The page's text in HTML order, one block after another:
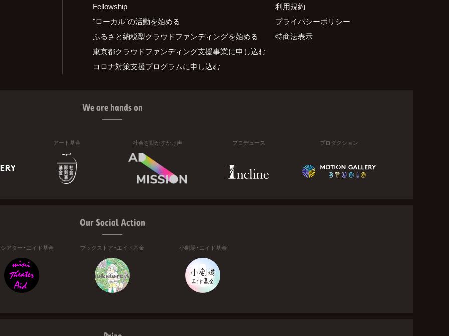
Fellowship
"ローカル"の活動を始める
ふるさと納税型クラウドファンディングを始める
東京都クラウドファンディング支援事業に申し込む
コロナ対策支援プログラムに申し込む
利用規約
プライバシーポリシー
特商法表示
We are hands on
アート基金 社会を動かすかけ声 プロデュース プロダクション
Our Social Action
アター・エイド基金 ブックストア・エイド基金 小劇場・エイド基金